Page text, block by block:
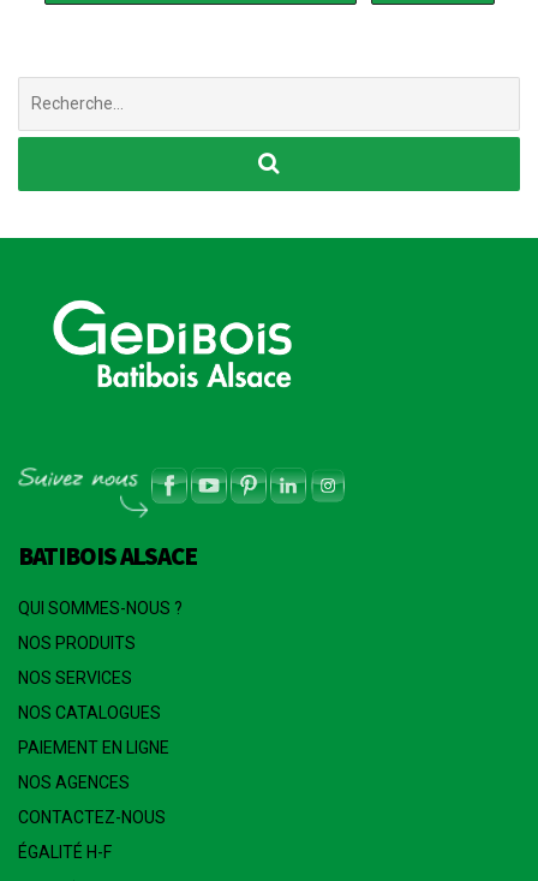
BATIBOIS ALSACE
QUI SOMMES-NOUS ?
NOS PRODUITS
NOS SERVICES
NOS CATALOGUES
PAIEMENT EN LIGNE
NOS AGENCES
CONTACTEZ-NOUS
ÉGALITÉ H-F